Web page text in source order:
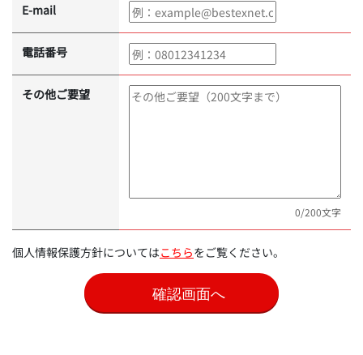
E-mail
電話番号
その他ご要望
0/200文字
個人情報保護方針についてはこちらをご覧ください。